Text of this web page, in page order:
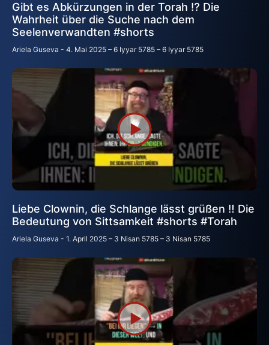
Gibt es Abkürzungen in der Torah ⁉️ Die
Wahrheit über die Suche nach dem
Seelenverwandten #shorts
Ariela Guseva 4. Mai 2025 – 6 Iyyar 5785 – 6 Iyyar 5785
Liebe Clownin, die Schlange lässt grüßen ‼️ Die
Bedeutung von Sittsamkeit #shorts #Torah
Ariela Guseva 1. April 2025 – 3 Nisan 5785 – 3 Nisan 5785